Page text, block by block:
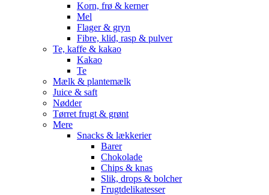
Korn, frø & kerner
Mel
Flager & gryn
Fibre, klid, rasp & pulver
Te, kaffe & kakao
Kakao
Te
Mælk & plantemælk
Juice & saft
Nødder
Tørret frugt & grønt
Mere
Snacks & lækkerier
Barer
Chokolade
Chips & knas
Slik, drops & bolcher
Frugtdelikatesser